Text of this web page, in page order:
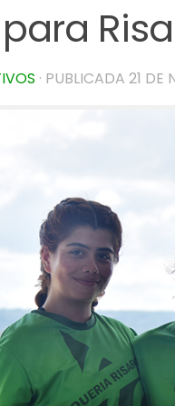
· PUBLICADA 21 DE